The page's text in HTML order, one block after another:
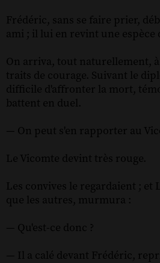
Frédéric, sans se faire prier,
ami ; il lui en revint une espèce
On arriva, tout naturellement,
traits de courage. Suivant le
difficile d'affronter la mort,
battent en duel.
— On peut s'en rapporter au
Le Vicomte devint très rouge.
Les convives le regardaient ; et
que les autres, murmura :
— Qu'est-ce donc ?
— Il a calé devant Frédéric,